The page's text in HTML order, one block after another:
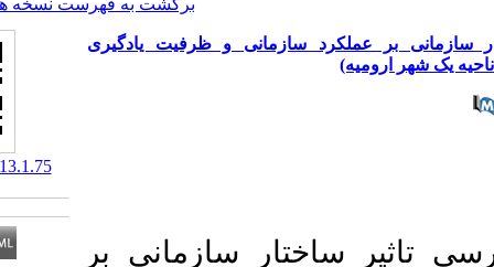
برگشت به فهرست نسخه ها
سازمانی و ظرفیت یادگیری
سازمانی بر